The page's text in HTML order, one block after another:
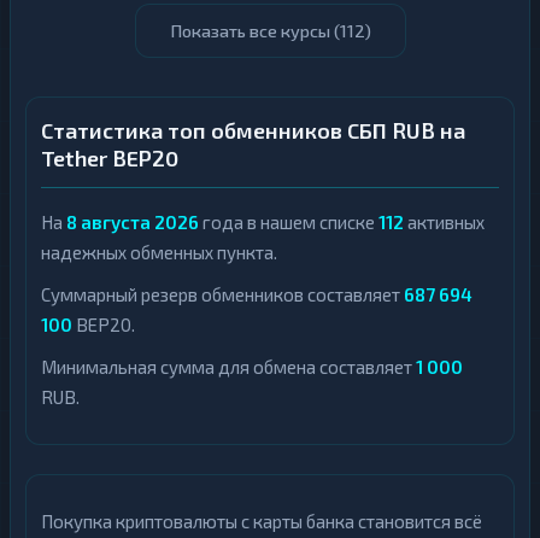
Показать все курсы (112)
Статистика топ обменников СБП RUB на
Tether BEP20
На 8 августа 2026 года в нашем списке 112 активных
надежных обменных пункта.
Суммарный резерв обменников составляет 687 694
100 BEP20.
Минимальная сумма для обмена составляет1 000
RUB.
Покупка криптовалюты с карты банка становится всё